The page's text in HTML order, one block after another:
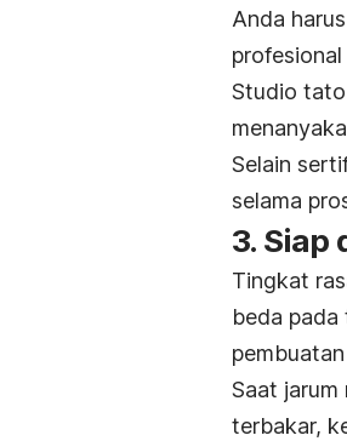
Anda
Studio
Selain
selama
3. Siap
Tingkat
beda pada
Saat
terbakar,